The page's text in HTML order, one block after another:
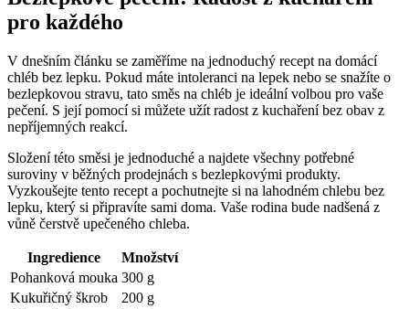
pro každého
V dnešním článku se zaměříme na jednoduchý recept na domácí
chléb bez lepku. Pokud máte intoleranci na lepek nebo se snažíte o
bezlepkovou stravu, tato směs na chléb je ideální volbou pro vaše
pečení. S její pomocí si můžete užít radost z kuchaření bez obav z
nepříjemných reakcí.
Složení této směsi je jednoduché a najdete všechny potřebné
suroviny v běžných prodejnách s bezlepkovými produkty.
Vyzkoušejte tento recept a pochutnejte si na lahodném chlebu bez
lepku, který si připravíte sami doma. Vaše rodina bude nadšená z
vůně čerstvě upečeného chleba.
Ingredience
Množství
Pohanková mouka 300 g
Kukuřičný škrob
200 g